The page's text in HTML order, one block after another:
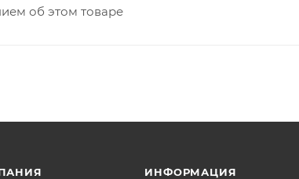
об этом товаре
ИНФОРМАЦИЯ